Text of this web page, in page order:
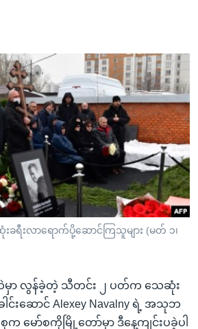
ာ
က်အလက်များ
း
းခရီးလာရောက်ပို့ဆောင်ကြသူများ (မတ် ၁၊
ထဲမှာ လွန်ခဲ့တဲ့ သီတင်း ၂ ပတ်က သေဆုံး
ဆောင် Alexey Navalny ရဲ့ အသုဘ
က မော်စကိုမြို့တော်မှာ ဒီ‌နေ့ကျင်းပခဲ့ပါ